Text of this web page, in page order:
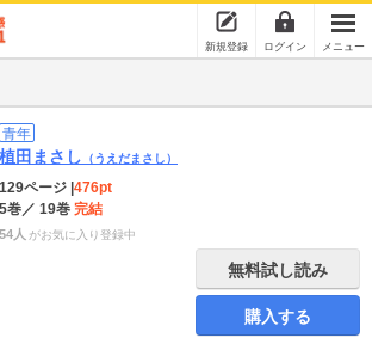
新規登録 ログイン メニュー
青年
植田まさし （うえだまさし）
129ページ 476pt
5巻／ 19巻 完結
54人 がお気に入り登録中
無料試し読み
購入する